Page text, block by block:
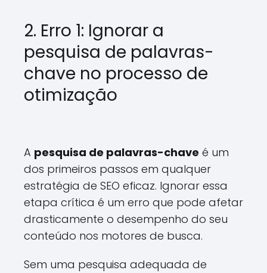
2. Erro 1: Ignorar a
pesquisa de palavras-
chave no processo de
otimização
A pesquisa de palavras-chave é um
dos primeiros passos em qualquer
estratégia de SEO eficaz. Ignorar essa
etapa crítica é um erro que pode afetar
drasticamente o desempenho do seu
conteúdo nos motores de busca.
Sem uma pesquisa adequada de